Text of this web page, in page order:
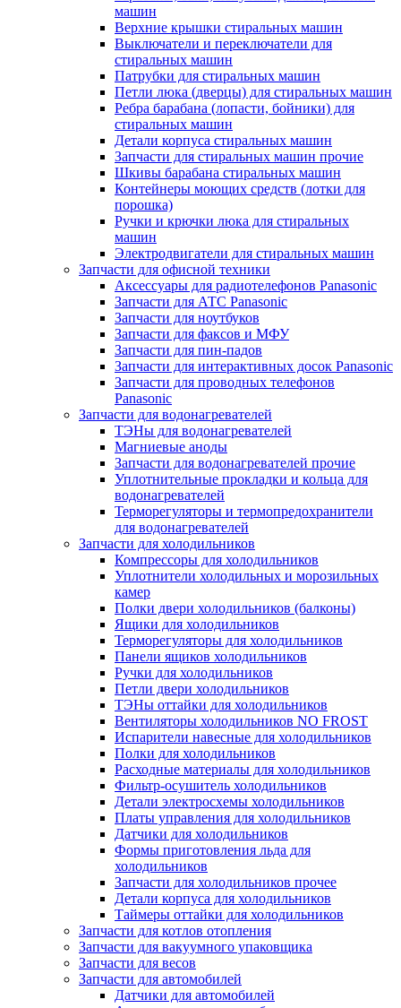
машин
Верхние крышки стиральных машин
Выключатели и переключатели для
стиральных машин
Патрубки для стиральных машин
Петли люка (дверцы) для стиральных машин
Ребра барабана (лопасти, бойники) для
стиральных машин
Детали корпуса стиральных машин
Запчасти для стиральных машин прочие
Шкивы барабана стиральных машин
Контейнеры моющих средств (лотки для
порошка)
Ручки и крючки люка для стиральных
машин
Электродвигатели для стиральных машин
Запчасти для офисной техники
Аксессуары для радиотелефонов Panasonic
Запчасти для АТС Panasonic
Запчасти для ноутбуков
Запчасти для факсов и МФУ
Запчасти для пин-падов
Запчасти для интерактивных досок Panasonic
Запчасти для проводных телефонов
Panasonic
Запчасти для водонагревателей
ТЭНы для водонагревателей
Магниевые аноды
Запчасти для водонагревателей прочие
Уплотнительные прокладки и кольца для
водонагревателей
Терморегуляторы и термопредохранители
для водонагревателей
Запчасти для холодильников
Компрессоры для холодильников
Уплотнители холодильных и морозильных
камер
Полки двери холодильников (балконы)
Ящики для холодильников
Терморегуляторы для холодильников
Панели ящиков холодильников
Ручки для холодильников
Петли двери холодильников
ТЭНы оттайки для холодильников
Вентиляторы холодильников NO FROST
Испарители навесные для холодильников
Полки для холодильников
Расходные материалы для холодильников
Фильтр-осушитель холодильников
Детали электросхемы холодильников
Платы управления для холодильников
Датчики для холодильников
Формы приготовления льда для
холодильников
Запчасти для холодильников прочее
Детали корпуса для холодильников
Таймеры оттайки для холодильников
Запчасти для котлов отопления
Запчасти для вакуумного упаковщика
Запчасти для весов
Запчасти для автомобилей
Датчики для автомобилей